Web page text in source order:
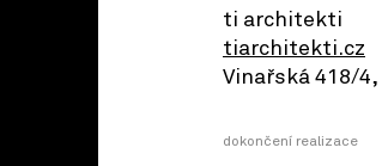
ti architekti
tiarchitekti.cz
Vinařská 418/4,
dokončení realizace